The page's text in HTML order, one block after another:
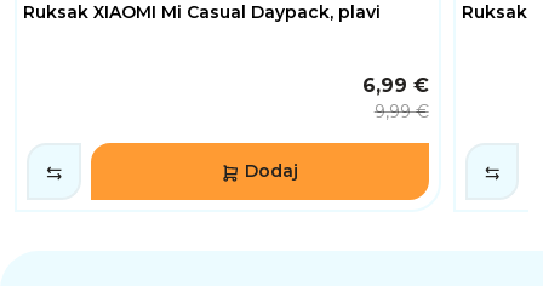
Ruksak XIAOMI Mi Casual Daypack, plavi
6,99 €
9,99 €
Dodaj
Ruksak